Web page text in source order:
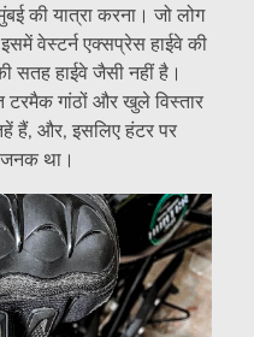
की यात्रा करना। जो लोग
वेस्टर्न एक्सप्रेस हाईवे की
सतह हाईवे जैसी नहीं है।
गांठों और खुले विस्तार
हैं, और, इसलिए हंटर पर
था।